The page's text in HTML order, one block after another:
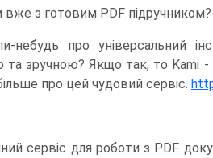
з готовим PDF підручником?
небудь про універсальний
зручною? Якщо так, то Kami
про цей чудовий сервіс.
сервіс для роботи з PDF